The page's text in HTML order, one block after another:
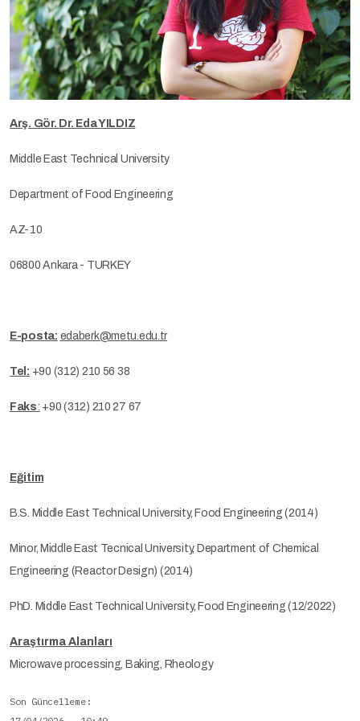
Arş. Gör. Dr. Eda YILDIZ
Middle East Technical University
Department of Food Engineering
AZ-10
06800 Ankara - TURKEY
E-posta: edaberk@metu.edu.tr
Tel: +90 (312) 210 56 38
Faks: +90 (312) 210 27 67
Eğitim
B.S. Middle East Technical University, Food Engineering (2014)
Minor, Middle East Tecnical University, Department of Chemical
Engineering (Reactor Design) (2014)
PhD. Middle East Technical University, Food Engineering (12/2022)
Araştırma Alanları
Microwave processing, Baking, Rheology
Son Güncelleme